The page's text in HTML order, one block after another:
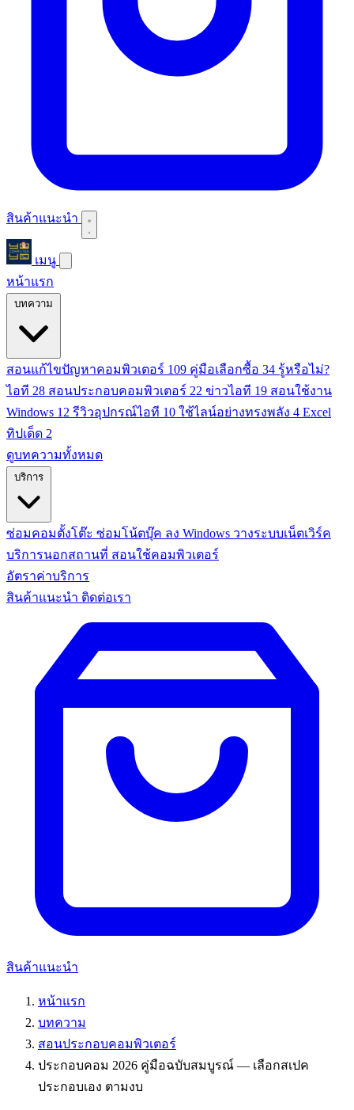
สินค้าแนะนำ
เมนู
หน้าแรก
บทความ
สอนแก้ไขปัญหาคอมพิวเตอร์ 109 คู่มือเลือกซื้อ 34 รู้หรือไม่?
ไอที 28 สอนประกอบคอมพิวเตอร์ 22 ข่าวไอที 19 สอนใช้งาน
Windows 12 รีวิวอุปกรณ์ไอที 10 ใช้ไลน์อย่างทรงพลัง 4 Excel
ทิปเด็ด 2
ดูบทความทั้งหมด
บริการ
ซ่อมคอมตั้งโต๊ะ ซ่อมโน้ตบุ๊ค ลง Windows วางระบบเน็ตเวิร์ค
บริการนอกสถานที่ สอนใช้คอมพิวเตอร์
อัตราค่าบริการ
สินค้าแนะนำ ติดต่อเรา
สินค้าแนะนำ
หน้าแรก
บทความ
สอนประกอบคอมพิวเตอร์
ประกอบคอม 2026 คู่มือฉบับสมบูรณ์ — เลือกสเปค
ประกอบเอง ตามงบ